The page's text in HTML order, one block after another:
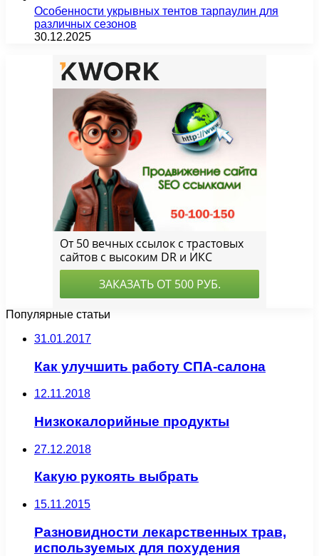
Особенности укрывных тентов тарпаулин для
различных сезонов
30.12.2025
Популярные статьи
31.01.2017
Как улучшить работу СПА-салона
12.11.2018
Низкокалорийные продукты
27.12.2018
Какую рукоять выбрать
15.11.2015
Разновидности лекарственных трав,
используемых для похудения